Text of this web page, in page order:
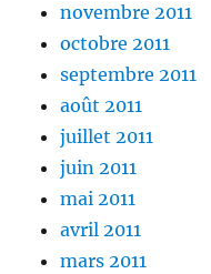
novembre 2011
octobre 2011
septembre 2011
août 2011
juillet 2011
juin 2011
mai 2011
avril 2011
mars 2011